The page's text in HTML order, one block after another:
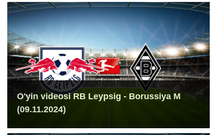
O'yin videosi RB Leypsig - Borussiya M
(09.11.2024)